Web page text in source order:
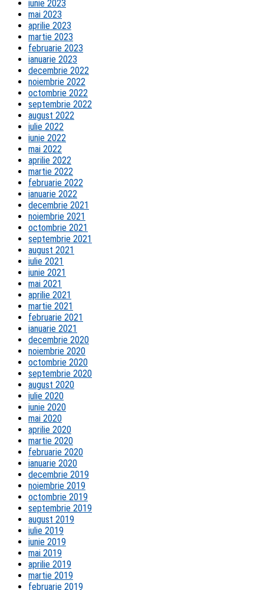
iunie 2023
mai 2023
aprilie 2023
martie 2023
februarie 2023
ianuarie 2023
decembrie 2022
noiembrie 2022
octombrie 2022
septembrie 2022
august 2022
iulie 2022
iunie 2022
mai 2022
aprilie 2022
martie 2022
februarie 2022
ianuarie 2022
decembrie 2021
noiembrie 2021
octombrie 2021
septembrie 2021
august 2021
iulie 2021
iunie 2021
mai 2021
aprilie 2021
martie 2021
februarie 2021
ianuarie 2021
decembrie 2020
noiembrie 2020
octombrie 2020
septembrie 2020
august 2020
iulie 2020
iunie 2020
mai 2020
aprilie 2020
martie 2020
februarie 2020
ianuarie 2020
decembrie 2019
noiembrie 2019
octombrie 2019
septembrie 2019
august 2019
iulie 2019
iunie 2019
mai 2019
aprilie 2019
martie 2019
februarie 2019